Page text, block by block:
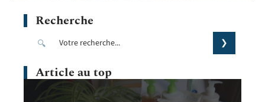
Recherche
Article au top